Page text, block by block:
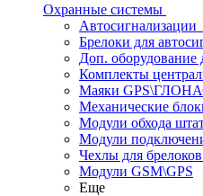
Охранные системы
Автосигнализации
Брелоки для
Доп. оборудование
Комплекты
Маяки
Механические
Модули обхода
Модули
Чехлы для
Модули GSM\GPS
Еще